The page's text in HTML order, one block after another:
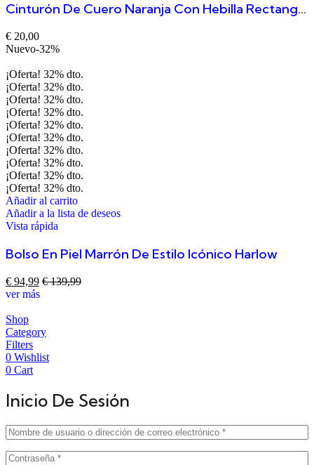
Cinturón De Cuero Naranja Con Hebilla Rectangular Tallada Duero
€ 20,00
Nuevo-32%
¡Oferta! 32% dto.
¡Oferta! 32% dto.
¡Oferta! 32% dto.
¡Oferta! 32% dto.
¡Oferta! 32% dto.
¡Oferta! 32% dto.
¡Oferta! 32% dto.
¡Oferta! 32% dto.
¡Oferta! 32% dto.
¡Oferta! 32% dto.
Añadir al carrito
Añadir a la lista de deseos
Vista rápida
Bolso En Piel Marrón De Estilo Icónico Harlow
€ 94,99 €139,99
ver más
Shop
Category
Filters
0 Wishlist
0 Cart
Inicio De Sesión